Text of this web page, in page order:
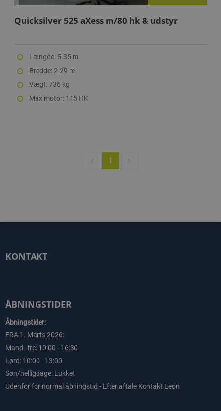
Quicksilver 525 aXess m/80 hk & udstyr
Længde: 5.35 m
Bredde: 2.29 m
Vægt: 736 kg
Max motor: 115 HK
1
KONTAKT
ÅBNINGSTIDER
Åbningstider:
FRA 1. Marts 2026:
Mand.-fre: 10:00 - 16:30
Lørd: 10:00 - 13:00
Søn/helligdage: Lukket
Udenfor for normal åbningstid - Efter aftale Kontakt Leon